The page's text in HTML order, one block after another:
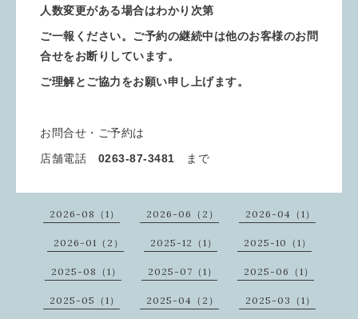
人数変更がある場合はわかり次第
ご一報ください。ご予約の継続中は他のお客様のお問
合せをお断りしています。
ご理解とご協力をお願い申し上げます。
お問合せ・ご予約は
店舗電話 0263-87-3481 まで
2026-08（1） 2026-06（2） 2026-04（1）
2026-01（2） 2025-12（1） 2025-10（1）
2025-08（1） 2025-07（1） 2025-06（1）
2025-05（1） 2025-04（2） 2025-03（1）